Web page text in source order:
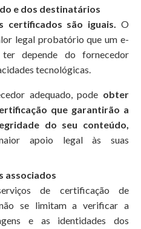
e dos destinatários
certificados são iguais. O
legal probatório que um e-
depende do fornecedor
tecnológicas.
adequado, pode obter
que garantirão a
do seu conteúdo,
apoio legal às suas
associados
de certificação de
se limitam a verificar a
e as identidades dos